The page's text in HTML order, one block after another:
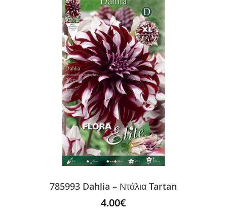
785993 Dahlia – Ντάλια Tartan
4.00€